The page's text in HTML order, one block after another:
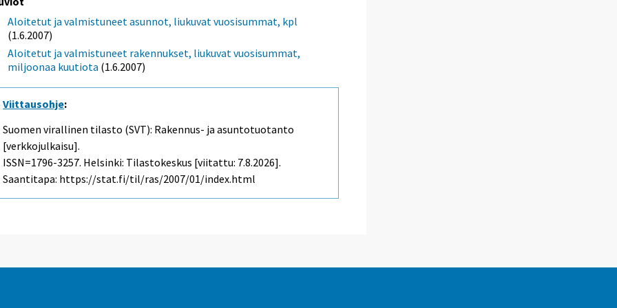
Aloitetut ja valmistuneet asunnot, liukuvat vuosisummat, kpl
(1.6.2007)
Aloitetut ja valmistuneet rakennukset, liukuvat vuosisummat,
miljoonaa kuutiota (1.6.2007)
Viittausohje:
Suomen virallinen tilasto (SVT): Rakennus- ja asuntotuotanto
[verkkojulkaisu].
ISSN=1796-3257. Helsinki: Tilastokeskus [viitattu: 7.8.2026].
Saantitapa: https://stat.fi/til/ras/2007/01/index.html